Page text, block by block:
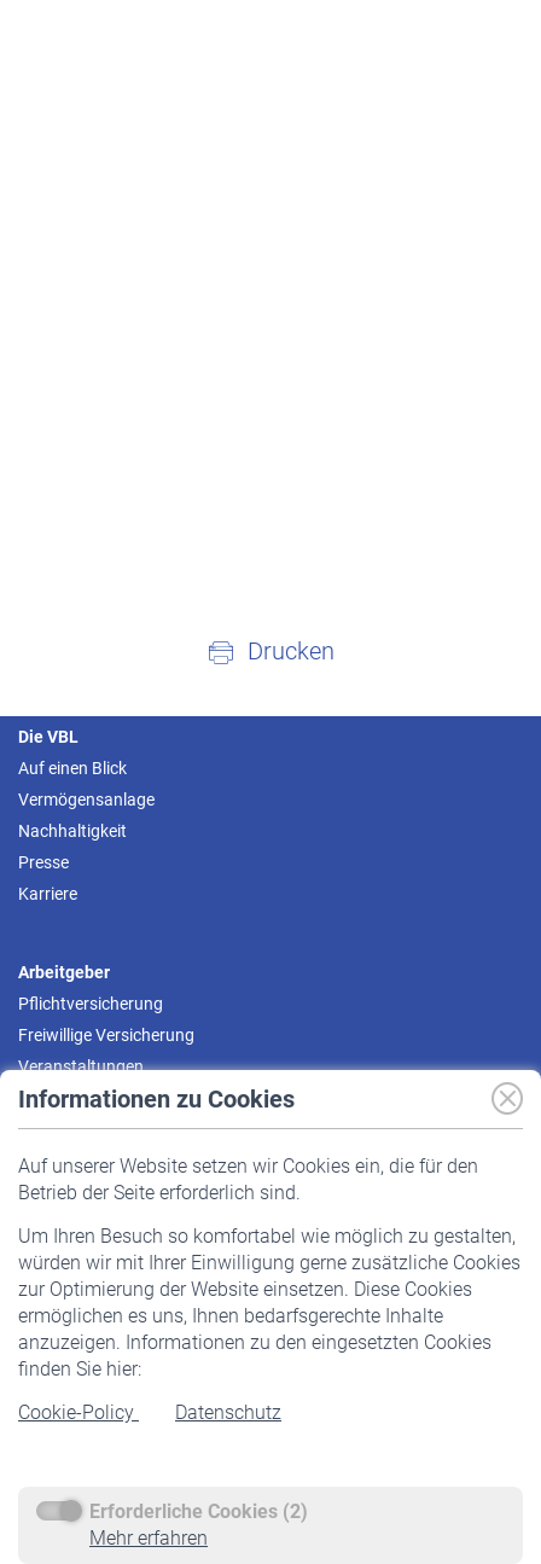
Informationen zu Cookies
Auf unserer Website setzen wir Cookies ein, die für den
Betrieb der Seite erforderlich sind.
Um Ihren Besuch so komfortabel wie möglich zu gestalten,
würden wir mit Ihrer Einwilligung gerne zusätzliche Cookies
zur Optimierung der Website einsetzen. Diese Cookies
ermöglichen es uns, Ihnen bedarfsgerechte Inhalte
anzuzeigen. Informationen zu den eingesetzten Cookies
finden Sie hier:
Cookie-Policy
Datenschutz
Erforderliche Cookies (2)
Mehr erfahren
Drucken
Die VBL
Auf einen Blick
Vermögensanlage
Nachhaltigkeit
Presse
Karriere
Arbeitgeber
Pflichtversicherung
Freiwillige Versicherung
Veranstaltungen
Pflichtversicherung
Staatliche Förderung
Veranstaltungen
Rentner
Rentenbeginn
Rente beantragen
Service
Informationen